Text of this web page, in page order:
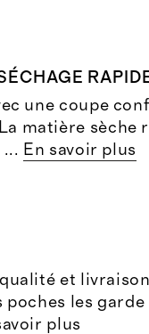
une coupe
matière sèche
... En savoir plus
et
les garde
plus